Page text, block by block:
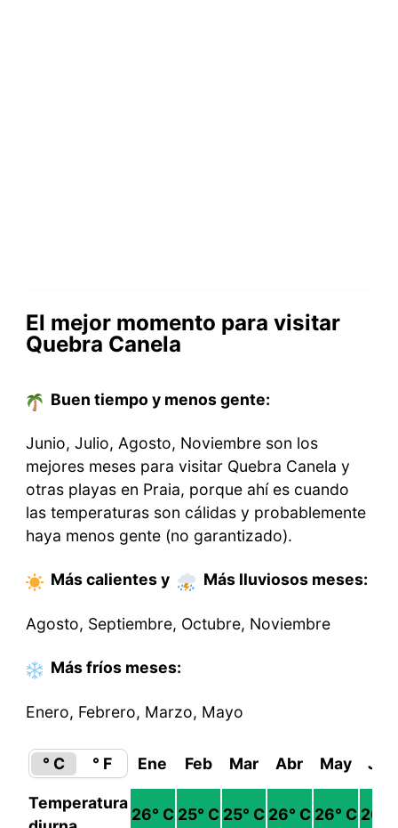
El mejor momento para visitar
Quebra Canela
Buen tiempo y menos gente:
Junio, Julio, Agosto, Noviembre son los
mejores meses para visitar Quebra Canela y
otras playas en Praia, porque ahí es cuando
las temperaturas son cálidas y probablemente
haya menos gente (no garantizado).
Más calientesy Más lluviosos meses:
Agosto, Septiembre, Octubre, Noviembre
Más fríos meses:
Enero, Febrero, Marzo, Mayo
° C ° F Ene Feb Mar Abr May Jun
Temperatura
26° C 25° C 25° C 26° C 26° C 26